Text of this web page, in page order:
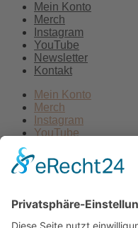
Mein Konto
Merch
Instagram
YouTube
Newsletter
Kontakt
Mein Konto
Merch
Instagram
YouTube
Kontakt